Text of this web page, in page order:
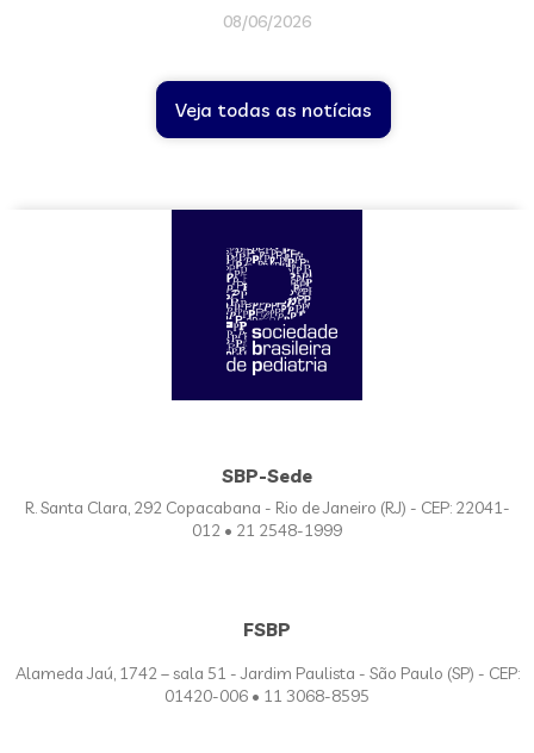
08/06/2026
Veja todas as notícias
SBP-Sede
R. Santa Clara, 292 Copacabana - Rio de Janeiro (RJ) - CEP: 22041-
012 • 21 2548-1999
FSBP
Alameda Jaú, 1742 – sala 51 - Jardim Paulista - São Paulo (SP) - CEP:
01420-006 • 11 3068-8595